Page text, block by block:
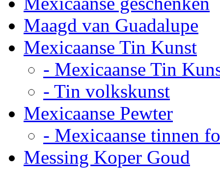
Maagd van Guadalupe
Mexicaanse Tin Kunst
- Mexicaanse Tin
- Tin volkskunst
Mexicaanse Pewter
- Mexicaanse tinnen
Messing Koper Goud